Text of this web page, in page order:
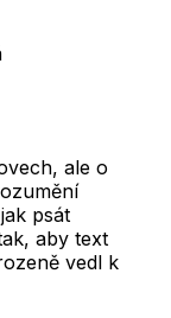
ale o
psát
aby text
vedl k